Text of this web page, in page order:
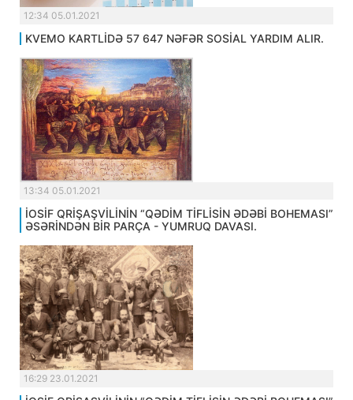
12:34 05.01.2021
KVEMO KARTLİDƏ 57 647 NƏFƏR SOSİAL YARDIM ALIR.
13:34 05.01.2021
İOSİF QRİŞAŞVİLİNİN “QƏDİM TİFLİSİN ƏDƏBİ BOHEMASI”
ƏSƏRİNDƏN BİR PARÇA - YUMRUQ DAVASI.
16:29 23.01.2021